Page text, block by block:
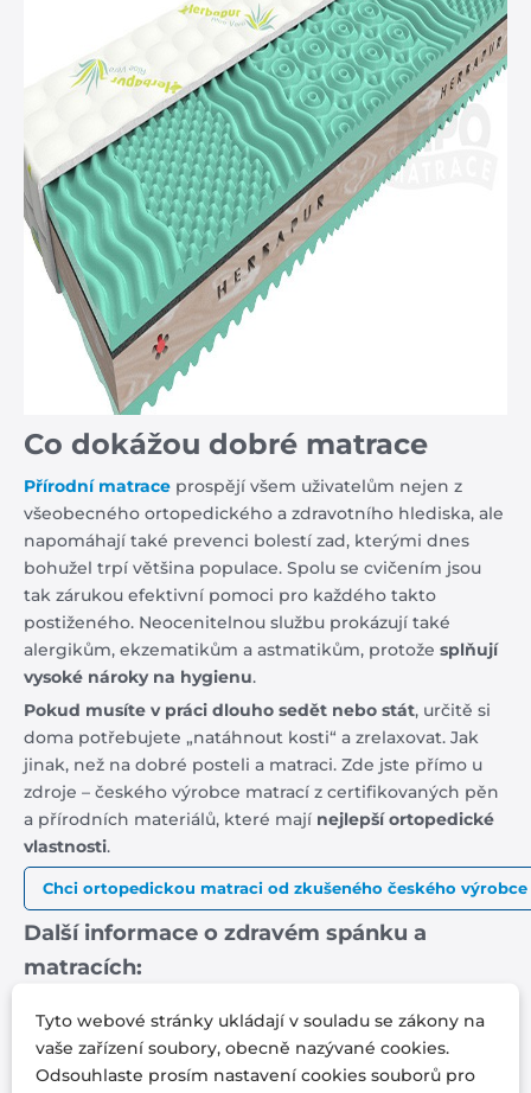
Co dokážou dobré matrace
Přírodní matrace prospějí všem uživatelům nejen z
všeobecného ortopedického a zdravotního hlediska, ale
napomáhají také prevenci bolestí zad, kterými dnes
bohužel trpí většina populace. Spolu se cvičením jsou
tak zárukou efektivní pomoci pro každého takto
postiženého. Neocenitelnou službu prokázují také
alergikům, ekzematikům a astmatikům, protože splňují
vysoké nároky na hygienu.
Pokud musíte v práci dlouho sedět nebo stát, určitě si
doma potřebujete „natáhnout kosti“ a zrelaxovat. Jak
jinak, než na dobré posteli a matraci. Zde jste přímo u
zdroje – českého výrobce matrací z certifikovaných pěn
a přírodních materiálů, které mají nejlepší ortopedické
vlastnosti.
Chci ortopedickou matraci od zkušeného českého výrobce
Další informace o zdravém spánku a
matracích:
Další tipy pro zdravý spánek
Matrace pro alergiky
5 kroků, kterými zabráníte bolesti zad
Tyto webové stránky ukládají v souladu se zákony na
vaše zařízení soubory, obecně nazývané cookies.
Odsouhlaste prosím nastavení cookies souborů pro